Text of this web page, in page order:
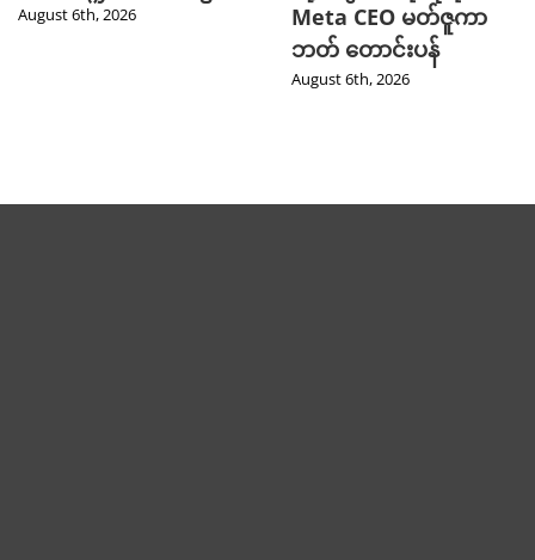
August 6th, 2026
Meta CEO မတ်ဇူကာ
ဘတ် တောင်းပန်
August 6th, 2026